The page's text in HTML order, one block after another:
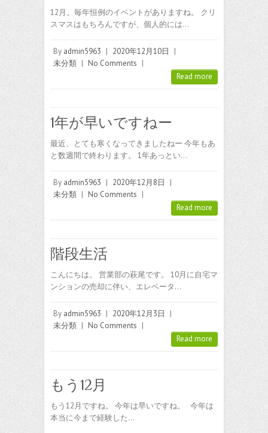
12月。毎年恒例のイベントがありますね。 クリ
スマスはもちろんですが、個人的には…
By admin5963 | 2020年12月10日
|
未分類 | No Comments |
Read more
1年が早いですねー
最近、とても寒くなってきましたねー 今年もあ
と数週間で終わります。 1年あっとい…
By admin5963 | 2020年12月8日
|
未分類 | No Comments |
Read more
階段生活
こんにちは。 営業部の萩尾です。 10月に自宅マ
ンションの売却に伴い、エレベータ…
By admin5963 | 2020年12月3日
|
未分類 | No Comments |
Read more
もう12月
もう12月ですね。 今年は早いですね。 今年は
本当に今まで経験した…